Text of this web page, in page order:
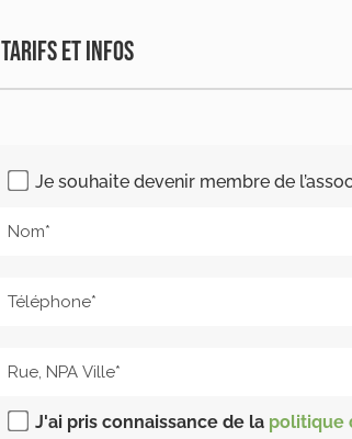
TARIFS ET INFOS
Je souhaite devenir membre de
J'ai pris connaissance de la politique